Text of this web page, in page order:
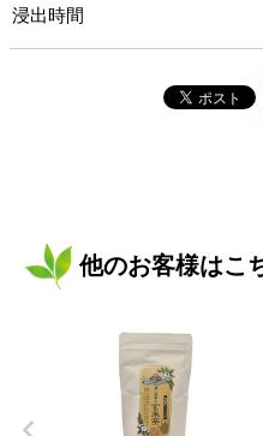
浸出時間
他のお客様はこ